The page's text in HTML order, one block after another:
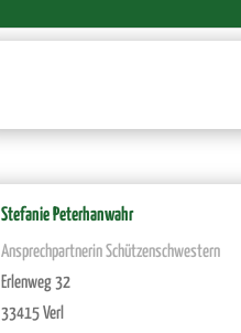
Stefanie Peterhanwahr
Ansprechpartnerin Schützenschwestern
Erlenweg 32
33415 Verl